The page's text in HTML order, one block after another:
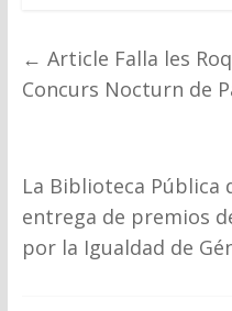
← Article Falla les
Concurs Nocturn de
La Biblioteca Pública
entrega de premios
por la Igualdad de